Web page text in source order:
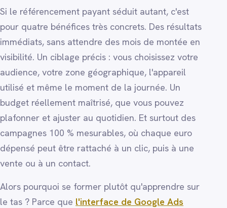
Si le référencement payant séduit autant, c'est
pour quatre bénéfices très concrets. Des résultats
immédiats, sans attendre des mois de montée en
visibilité. Un ciblage précis : vous choisissez votre
audience, votre zone géographique, l'appareil
utilisé et même le moment de la journée. Un
budget réellement maîtrisé, que vous pouvez
plafonner et ajuster au quotidien. Et surtout des
campagnes 100 % mesurables, où chaque euro
dépensé peut être rattaché à un clic, puis à une
vente ou à un contact.
Alors pourquoi se former plutôt qu'apprendre sur
le tas ? Parce que l'interface de Google Ads